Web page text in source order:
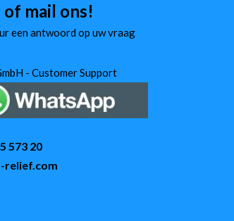
of mail ons!
een antwoord op uw vraag
- Customer Support
573 20
relief.com